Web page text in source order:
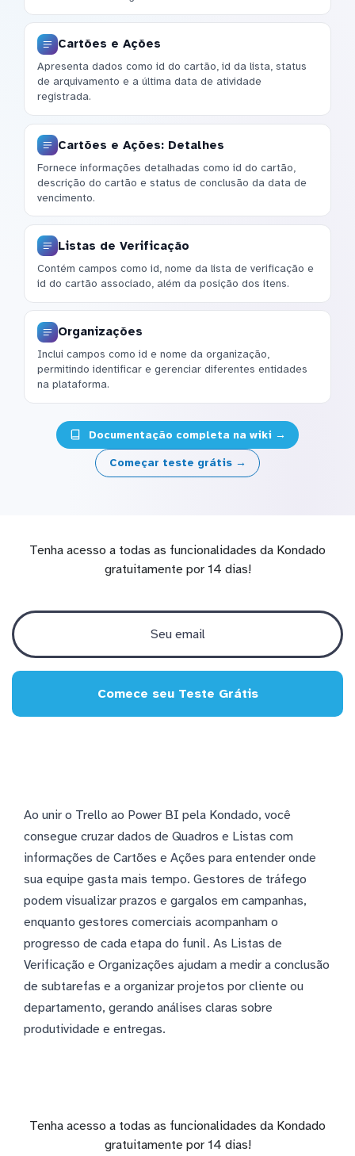
Cartões e Ações
Apresenta dados como id do cartão, id da lista, status
de arquivamento e a última data de atividade
registrada.
Cartões e Ações: Detalhes
Fornece informações detalhadas como id do cartão,
descrição do cartão e status de conclusão da data de
vencimento.
Listas de Verificação
Contém campos como id, nome da lista de verificação e
id do cartão associado, além da posição dos itens.
Organizações
Inclui campos como id e nome da organização,
permitindo identificar e gerenciar diferentes entidades
na plataforma.
Documentação completa na wiki →
Começar teste grátis →
Tenha acesso a todas as funcionalidades da Kondado
gratuitamente por 14 dias!
Comece seu Teste Grátis
Ao unir o Trello ao Power BI pela Kondado, você
consegue cruzar dados de Quadros e Listas com
informações de Cartões e Ações para entender onde
sua equipe gasta mais tempo. Gestores de tráfego
podem visualizar prazos e gargalos em campanhas,
enquanto gestores comerciais acompanham o
progresso de cada etapa do funil. As Listas de
Verificação e Organizações ajudam a medir a conclusão
de subtarefas e a organizar projetos por cliente ou
departamento, gerando análises claras sobre
produtividade e entregas.
Tenha acesso a todas as funcionalidades da Kondado
gratuitamente por 14 dias!